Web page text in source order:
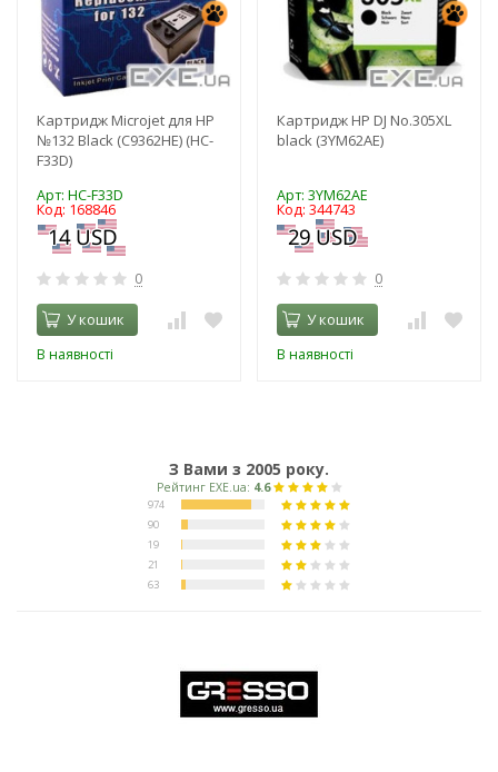
Картридж Microjet для HP
№132 Black (C9362HE) (HC-
F33D)
Арт: HC-F33D
Код: 168846
0
У кошик
В наявності
Картридж HP DJ No.305XL
black (3YM62AE)
Арт: 3YM62AE
Код: 344743
0
У кошик
В наявності
З Вами з 2005 року.